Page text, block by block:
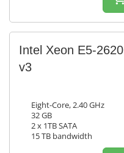
Intel Xeon E5-2620
v3
Eight-Core, 2.40 GHz
32 GB
2 x 1TB SATA
15 TB bandwidth